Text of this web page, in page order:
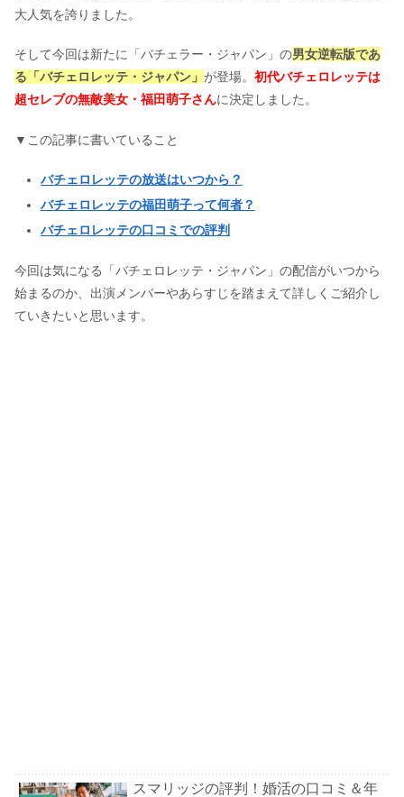
大人気を誇りました。
そして今回は新たに「バチェラー・ジャパン」の男女逆転版であ
る「バチェロレッテ・ジャパン」 が登場。 初代バチェロレッテは
超セレブの無敵美女・福田萌子さんに決定しました。
▼この記事に書いていること
バチェロレッテの放送はいつから？
バチェロレッテの福田萌子って何者？
バチェロレッテの口コミでの評判
今回は気になる「バチェロレッテ・ジャパン」の配信がいつから
始まるのか、出演メンバーやあらすじを踏まえて詳しくご紹介し
ていきたいと思います。
スマリッジの評判！婚活の口コミ＆年